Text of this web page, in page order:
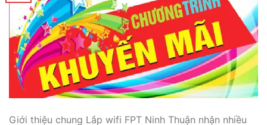
Giới thiệu chung Lắp wifi FPT Ninh Thuận nhận nhiều